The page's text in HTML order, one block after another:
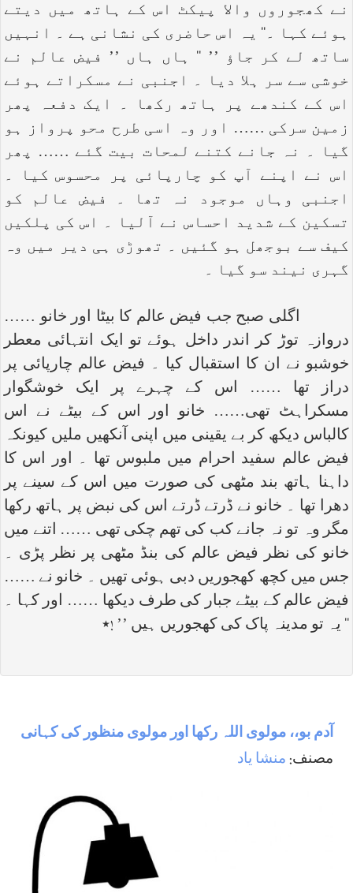
نے کھجوروں والا پیکٹ اس کے ہاتھ میں دیتے
ہوئے کہا ۔‘‘ یہ اس حاضری کی نشانی ہے ۔ انہیں
ساتھ لے کر جاؤ ’’ ‘‘ ہاں ہاں ’’ فیض عالم نے
خوشی سے سر ہلا دیا ۔ اجنبی نے مسکراتے ہوئے
اس کے کندھے پر ہاتھ رکھا ۔ ایک دفعہ پھر
زمین سرکی …… اور وہ اسی طرح محو پرواز ہو
گیا ۔ نہ جانے کتنے لمحات بیت گئے …… پھر
اس نے اپنے آپ کو چارپائی پر محسوس کیا ۔
اجنبی وہاں موجود نہ تھا ۔ فیض عالم کو
تسکین کے شدید احساس نے آلیا ۔ اس کی پلکیں
کیف سے بوجھل ہو گئیں ۔ تھوڑی ہی دیر میں وہ
گہری نیند سو گیا ۔
اگلی صبح جب فیض عالم کا بیٹا اور خانو ……
دروازہ توڑ کر اندر داخل ہوئے تو ایک انتہائی معطر
خوشبو نے ان کا استقبال کیا ۔ فیض عالم چارپائی پر
دراز تھا …… اس کے چہرے پر ایک خوشگوار
مسکراہٹ تھی…… خانو اور اس کے بیٹے نے اس
کالباس دیکھ کر بے یقینی میں اپنی آنکھیں ملیں کیونکہ
فیض عالم سفید احرام میں ملبوس تھا ۔ اور اس کا
داہنا ہاتھ بند مٹھی کی صورت میں اس کے سینے پر
دھرا تھا ۔ خانو نے ڈرتے ڈرتے اس کی نبض پر ہاتھ رکھا
مگر وہ تو نہ جانے کب کی تھم چکی تھی …… اتنے میں
خانو کی نظر فیض عالم کی بنڈ مٹھی پر نظر پڑی ۔
جس میں کچھ کھجوریں دبی ہوئی تھیں ۔ خانو نے ……
فیض عالم کے بیٹے جبار کی طرف دیکھا …… اور کہا ۔
‘‘ یہ تو مدینہ پاک کی کھجوریں ہیں ’’ !٭
آدم بو،، مولوی اللہ رکھا اور مولوی منظور کی کہانی
مصنف: منشا یاد